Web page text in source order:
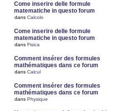
Come inserire delle formule
matematiche in questo forum
dans Calcolo
Come inserire delle formule
matematiche in questo forum
dans Fisica
Comment insérer des formules
mathématiques dans ce forum
dans Calcul
Comment insérer des formules
mathématiques dans ce forum
dans Physique